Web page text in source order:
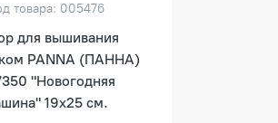
товара: 005476
для вышивания
PANNA (ПАННА)
"Новогодняя
19х25 см.